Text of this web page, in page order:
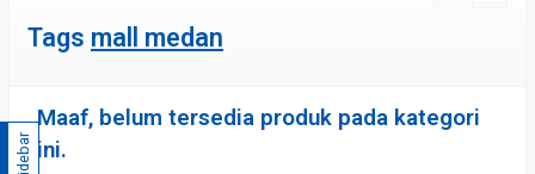
Tags mall medan
Maaf, belum tersedia produk pada kategori
ini.
Sidebar